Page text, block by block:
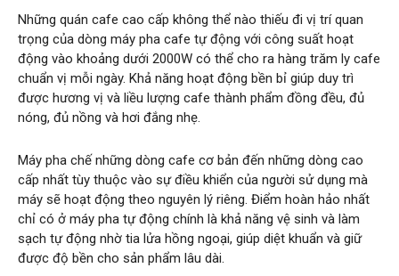
Những quán cafe cao cấp không thể nào thiếu đi vị trí quan
trọng của dòng máy pha cafe tự động với công suất hoạt
động vào khoảng dưới 2000W có thể cho ra hàng trăm ly cafe
chuẩn vị mỗi ngày. Khả năng hoạt động bền bỉ giúp duy trì
được hương vị và liều lượng cafe thành phẩm đồng đều, đủ
nóng, đủ nồng và hơi đắng nhẹ.
Máy pha chế những dòng cafe cơ bản đến những dòng cao
cấp nhất tùy thuộc vào sự điều khiển của người sử dụng mà
máy sẽ hoạt động theo nguyên lý riêng. Điểm hoàn hảo nhất
chỉ có ở máy pha tự động chính là khả năng vệ sinh và làm
sạch tự động nhờ tia lửa hồng ngoại, giúp diệt khuẩn và giữ
được độ bền cho sản phẩm lâu dài.